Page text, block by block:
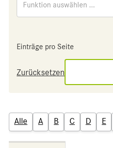
Funktion auswählen ...
Einträge pro Seite
Zurücksetzen
Alle A B C D E